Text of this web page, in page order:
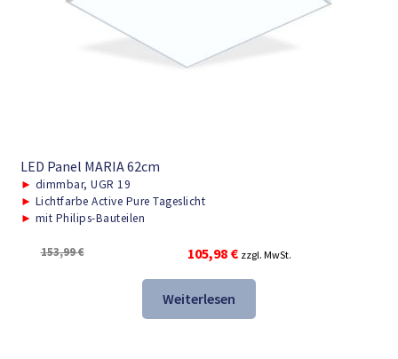
LED Panel MARIA 62cm
► dimmbar, UGR 19
► Lichtfarbe Active Pure Tageslicht
► mit Philips-Bauteilen
153,99€
Ursprünglicher
war:
153,99 €
105,98 €Aktueller
105,98 €.
zzgl. MwSt.
Weiterlesen